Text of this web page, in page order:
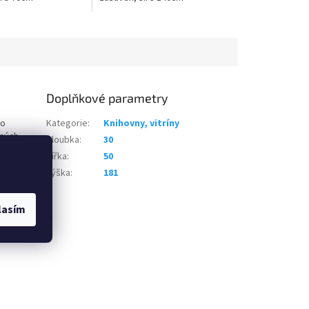
Doplňkové parametry
Kategorie:
Knihovny, vitríny
Hloubka:
30
Šířka:
50
Výška: 181